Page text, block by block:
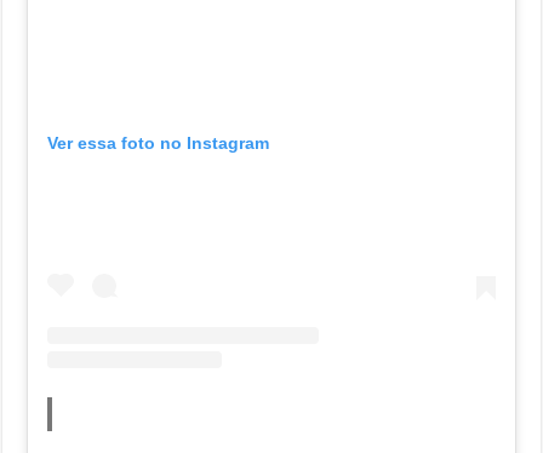
Ver essa foto no Instagram